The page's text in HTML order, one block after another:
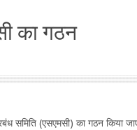
का गठन
समिति (एसएमसी) का गठन किया